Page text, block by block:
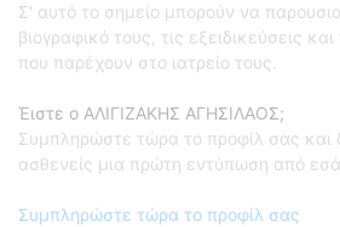
Σ' αυτό το σημείο μπορούν να
βιογραφικό τους, τις εξειδικεύσεις
που παρέχουν στο ιατρείο τους.
Έιστε ο ΑΛΙΓΙΖΑΚΗΣ ΑΓΗΣΙΛΑΟΣ;
Συμπληρώστε τώρα το προφίλ σας και
ασθενείς μια πρώτη εντύπωση από
Συμπληρώστε τώρα το προφίλ σας